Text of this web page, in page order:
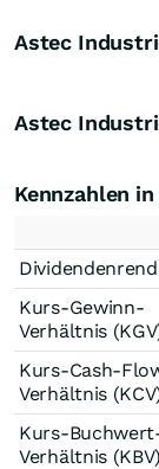
Astec
Astec
Kennzahlen in
Kurs-Gewinn-
Verhältnis
Kurs-Cash-
Verhältnis
Kurs-
Verhältnis (KBV)